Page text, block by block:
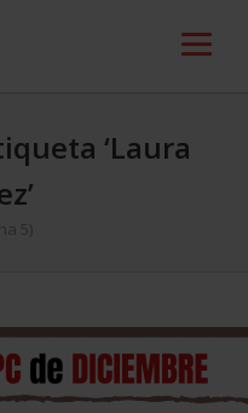
‘Laura
5)